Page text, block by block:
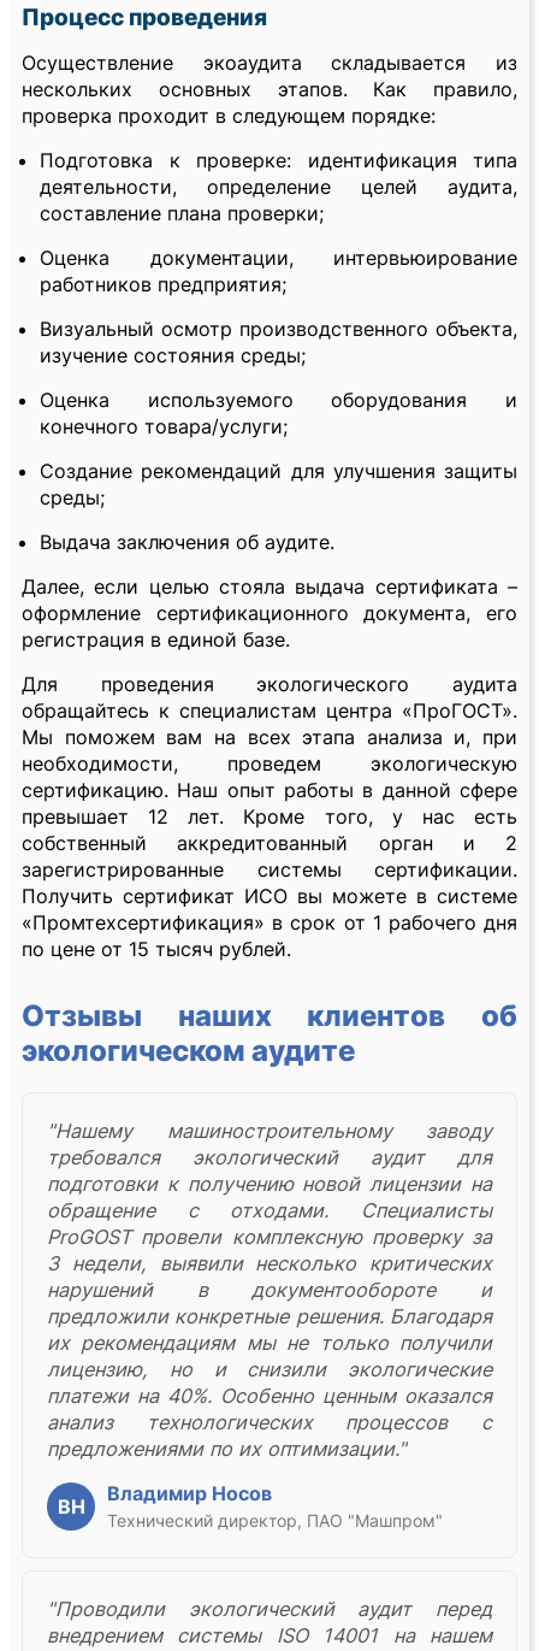
Процесс проведения
Осуществление экоаудита складывается из
нескольких основных этапов. Как правило,
проверка проходит в следующем порядке:
Подготовка к проверке: идентификация типа
деятельности, определение целей аудита,
составление плана проверки;
Оценка документации, интервьюирование
работников предприятия;
Визуальный осмотр производственного объекта,
изучение состояния среды;
Оценка используемого оборудования и
конечного товара/услуги;
Создание рекомендаций для улучшения защиты
среды;
Выдача заключения об аудите.
Далее, если целью стояла выдача сертификата –
оформление сертификационного документа, его
регистрация в единой базе.
Для проведения экологического аудита
обращайтесь к специалистам центра «ПроГОСТ».
Мы поможем вам на всех этапа анализа и, при
необходимости, проведем экологическую
сертификацию. Наш опыт работы в данной сфере
превышает 12 лет. Кроме того, у нас есть
собственный аккредитованный орган и 2
зарегистрированные системы сертификации.
Получить сертификат ИСО вы можете в системе
«Промтехсертификация» в срок от 1 рабочего дня
по цене от 15 тысяч рублей.
Отзывы наших клиентов об
экологическом аудите
"Нашему машиностроительному заводу
требовался экологический аудит для
подготовки к получению новой лицензии на
обращение с отходами. Специалисты
ProGOST провели комплексную проверку за
3 недели, выявили несколько критических
нарушений в документообороте и
предложили конкретные решения. Благодаря
их рекомендациям мы не только получили
лицензию, но и снизили экологические
платежи на 40%. Особенно ценным оказался
анализ технологических процессов с
предложениями по их оптимизации."
ВН
Владимир Носов
Технический директор, ПАО "Машпром"
"Проводили экологический аудит перед
внедрением системы ISO 14001 на нашем